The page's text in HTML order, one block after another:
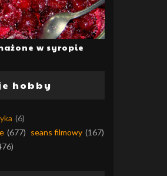
w syropie
hobby
(6)
(677) seans filmowy (167)